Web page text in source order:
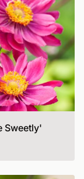
Sweetly'